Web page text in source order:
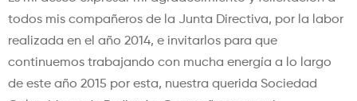
todos mis compañeros de la Junta Directiva, por la labor
realizada en el año 2014, e invitarlos para que
continuemos trabajando con mucha energía a lo largo
de este año 2015 por esta, nuestra querida Sociedad